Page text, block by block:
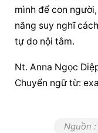
mình để con
năng suy nghĩ
tự do nội tâm.
Nt. Anna Ngọc
Chuyển ngữ từ:
Nguồn :